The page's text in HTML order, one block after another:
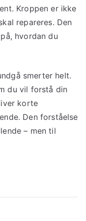
Kroppen er ikke
repareres. Den
hvordan du
smerter helt.
du vil forstå din
korte
Den forståelse
– men til